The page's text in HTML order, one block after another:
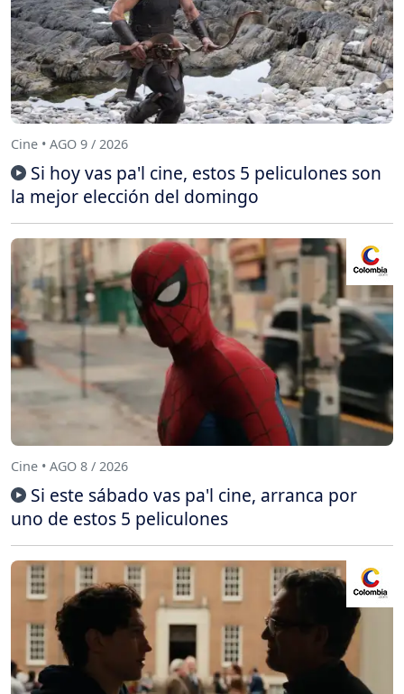
Cine • AGO 9 / 2026
Si hoy vas pa'l cine, estos 5 peliculones son
la mejor elección del domingo
Cine • AGO 8 / 2026
Si este sábado vas pa'l cine, arranca por
uno de estos 5 peliculones